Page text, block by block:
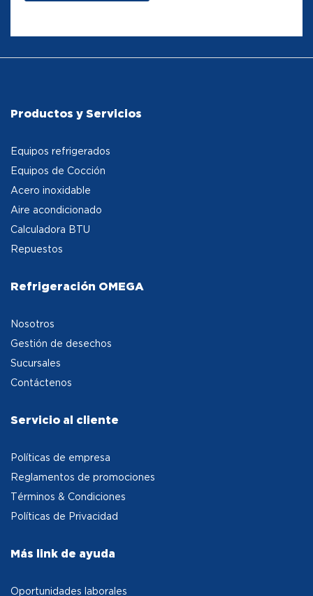
Productos y Servicios
Equipos refrigerados
Equipos de Cocción
Acero inoxidable
Aire acondicionado
Calculadora BTU
Repuestos
Refrigeración OMEGA
Nosotros
Gestión de desechos
Sucursales
Contáctenos
Servicio al cliente
Políticas de empresa
Reglamentos de promociones
Términos & Condiciones
Políticas de Privacidad
Más link de ayuda
Oportunidades laborales